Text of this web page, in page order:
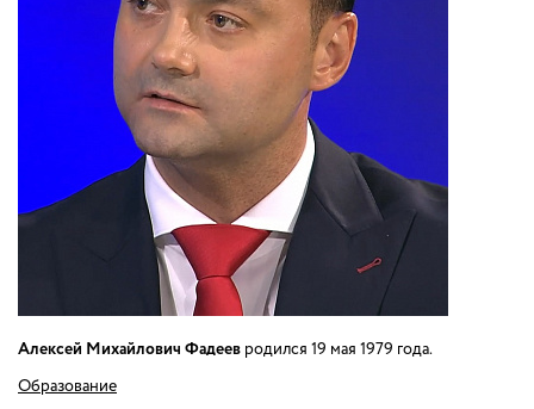
Алексей Михайлович Фадеев родился 19 мая 1979 года.
Образование